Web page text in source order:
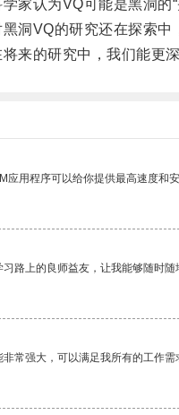
认为VQ可能是黑洞的“
VQ的研究还在探索中
的研究中，我们能更深
应用程序可以给你提供最高速度和
路上的良师益友，让我能够随时随
常强大，可以满足我所有的工作